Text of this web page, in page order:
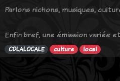
Parlons nichons, musiques,
Enfin bref, une émission variée
CDLALOCALE culture local